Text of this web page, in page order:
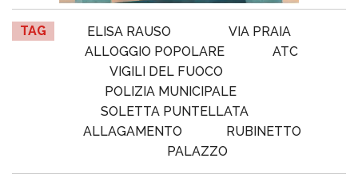
TAG ELISA RAUSO
VIA PRAIA
ALLOGGIO POPOLARE
ATC
VIGILI DEL FUOCO
POLIZIA MUNICIPALE
SOLETTA PUNTELLATA
ALLAGAMENTO
RUBINETTO
PALAZZO